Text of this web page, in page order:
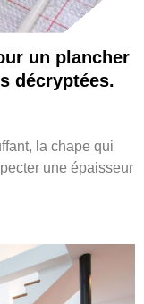
un plancher
décryptées.
la chape qui
une épaisseur